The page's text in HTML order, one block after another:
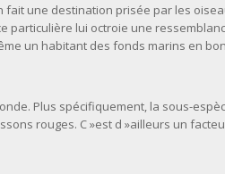
une destination prisée par les
particulière lui octroie une
un habitant des fonds marins en
Plus spécifiquement, la sous-
rouges. C »est d »ailleurs un